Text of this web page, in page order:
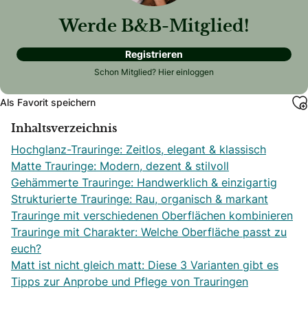
Werde B&B-Mitglied!
Registrieren
Schon Mitglied? Hier einloggen
Als Favorit speichern
Inhaltsverzeichnis
Hochglanz-Trauringe: Zeitlos, elegant & klassisch
Matte Trauringe: Modern, dezent & stilvoll
Gehämmerte Trauringe: Handwerklich & einzigartig
Strukturierte Trauringe: Rau, organisch & markant
Trauringe mit verschiedenen Oberflächen kombinieren
Trauringe mit Charakter: Welche Oberfläche passt zu
euch?
Matt ist nicht gleich matt: Diese 3 Varianten gibt es
Tipps zur Anprobe und Pflege von Trauringen